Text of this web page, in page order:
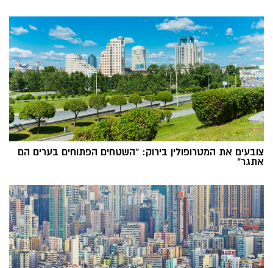
צובעים את המטרופולין בירוק: "השטחים הפתוחים בערים הם
אתגר"